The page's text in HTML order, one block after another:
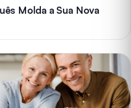
Molda a Sua Nova